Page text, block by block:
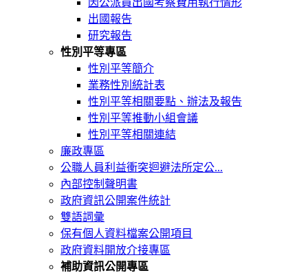
出國報告
研究報告
性別平等專區
性別平等簡介
業務性別統計表
性別平等相關要點、辦法及報告
性別平等推動小組會議
性別平等相關連結
廉政專區
公職人員利益衝突迴避法所定公...
內部控制聲明書
政府資訊公開案件統計
雙語詞彙
保有個人資料檔案公開項目
政府資料開放介接專區
補助資訊公開專區